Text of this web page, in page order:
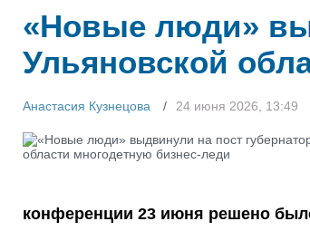
«Новые люди»
Ульяновской
Анастасия Кузнецова 24 июня 2026, 13:49
конференции 23 июня решено